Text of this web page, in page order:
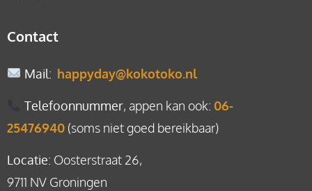
Contact
Mail: happyday@kokotoko.nl
Telefoonnummer, appen kan ook: 06-
25476940 (soms niet goed bereikbaar)
Locatie: Oosterstraat 26,
9711 NV Groningen